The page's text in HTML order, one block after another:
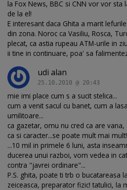
la Fox News, BBC si CNN vor vor sta
de la el!
E interesant daca Ghita a marit
din zona. Noroc ca Vasiliu, Rosca,
plecat, ca astia rupeau ATM-urile in
ii tine in continuare, poa' sa
udi alan
25.10.2010 @ 20:43
mie imi place cum s a sucit stelica...
cum a venit sacul cu banet, cum a
umilitoare...
ca gazetar, omu nu cred ca are
ca si caracter...se poate mult mai mult!
...10 mil in primele 6 luni, asta
ducerea unui razboi, vom vedea in
contra "javrei ordinare"...
P.S. ghita, poate ti trb o bucatareasa
zeiceasca, preparator fizic! tatulici, la